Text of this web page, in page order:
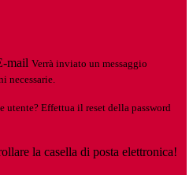
mail Verrà inviato un messaggio
necessarie.
utente? Effettua il reset della password
la casella di posta elettronica!